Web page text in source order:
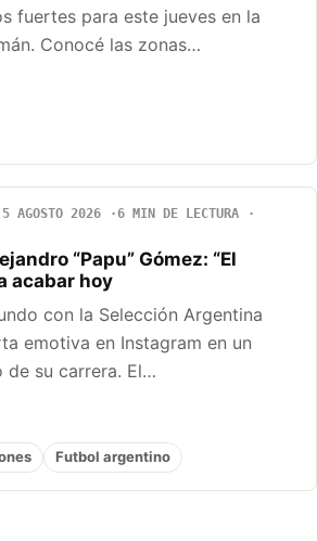
fuertes para este jueves en la
Conocé las zonas…
5 AGOSTO 2026
6 MIN DE LECTURA
“Papu” Gómez: “El
acabar hoy
con la Selección Argentina
emotiva en Instagram en un
de su carrera. El…
Futbol argentino